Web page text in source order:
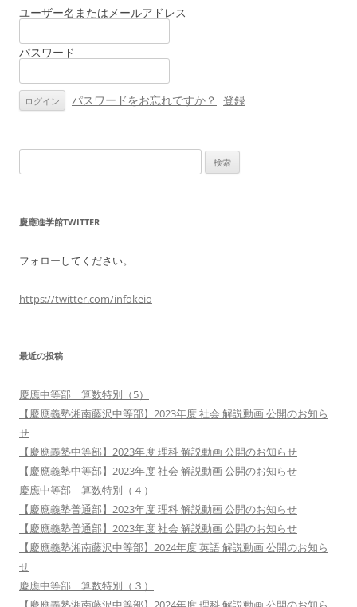
ー
ョ
ユーザー名またはメールアドレス
パスワード
パスワードをお忘れですか？ 登録
索:
慶應進学館TWITTER
フォローしてください。
https://twitter.com/infokeio
最近の投稿
慶應中等部 算数特別（5）
【慶應義塾湘南藤沢中等部】2023年度 社会 解説動画 公開のお知ら
せ
【慶應義塾中等部】2023年度 理科 解説動画 公開のお知らせ
【慶應義塾中等部】2023年度 社会 解説動画 公開のお知らせ
慶應中等部 算数特別（４）
【慶應義塾普通部】2023年度 理科 解説動画 公開のお知らせ
【慶應義塾普通部】2023年度 社会 解説動画 公開のお知らせ
【慶應義塾湘南藤沢中等部】2024年度 英語 解説動画 公開のお知ら
せ
慶應中等部 算数特別（３）